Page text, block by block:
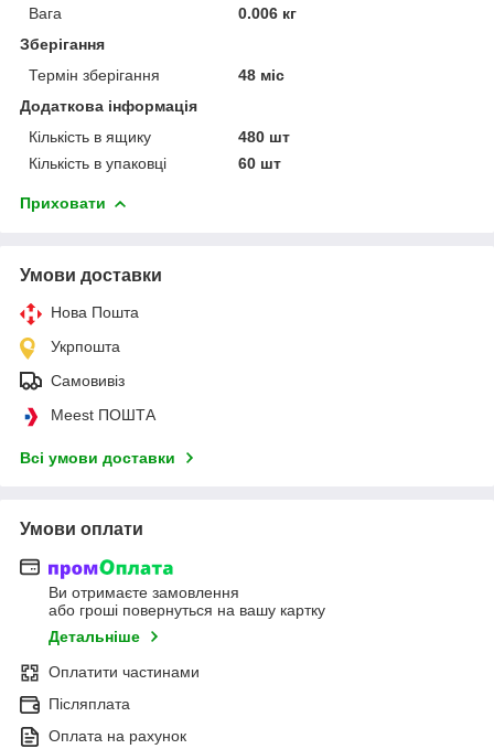
Вага
0.006 кг
Зберігання
Термін зберігання
48 міс
Додаткова інформація
Кількість в ящику
480 шт
Кількість в упаковці
60 шт
Приховати
Умови доставки
Нова Пошта
Укрпошта
Самовивіз
Meest ПОШТА
Всі умови доставки
Умови оплати
Ви отримаєте замовлення
або гроші повернуться на вашу картку
Детальніше
Оплатити частинами
Післяплата
Оплата на рахунок